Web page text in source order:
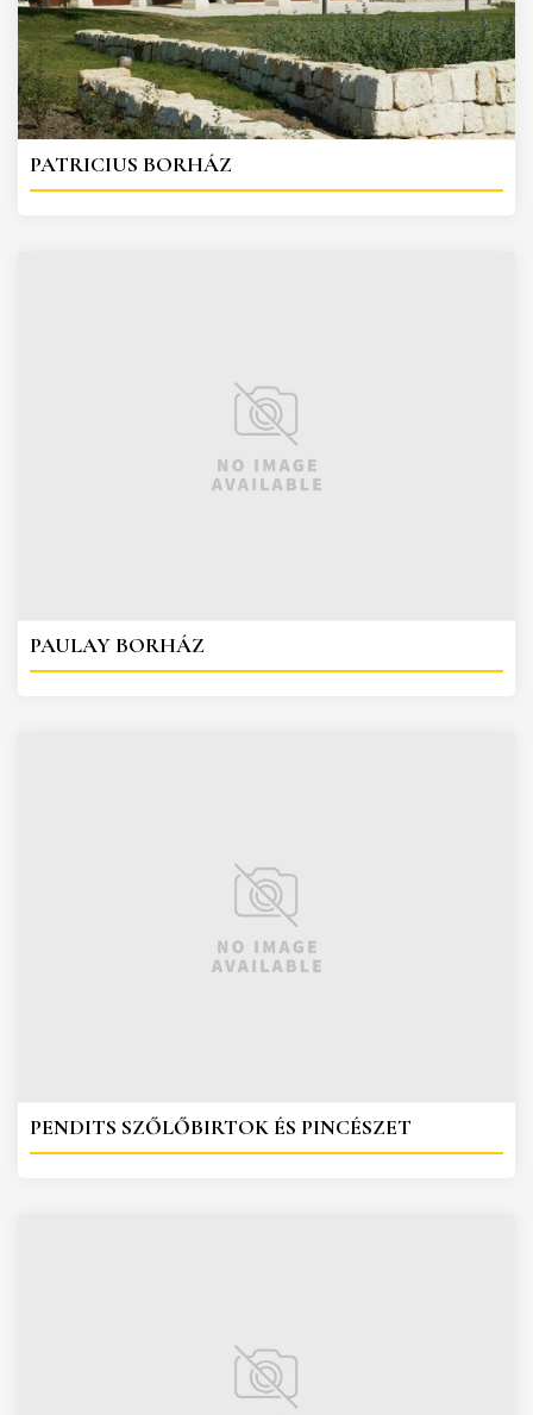
PATRICIUS BORHÁZ
PAULAY BORHÁZ
PENDITS SZŐLŐBIRTOK ÉS PINCÉSZET